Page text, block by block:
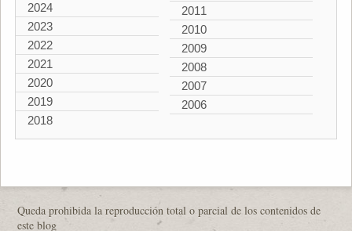
2024
2023
2022
2021
2020
2019
2018
2011
2010
2009
2008
2007
2006
Queda prohibida la reproducción total o parcial de los contenidos de
este blog